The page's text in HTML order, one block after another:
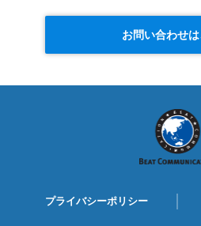
お問い合わせ
BEAT
プライバシーポリシー